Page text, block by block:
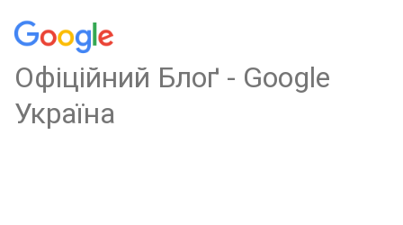
Oфіційний Блоґ - Google
Україна